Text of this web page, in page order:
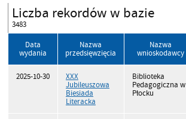
Liczba rekordów w bazie
3483
Data
wydania
Nazwa
przedsięwzięcia
Nazwa
wnioskodawcy
2025-10-30
XXX
Jubileuszowa
Biesiada
Literacka
Biblioteka
Pedagogiczna w
Płocku